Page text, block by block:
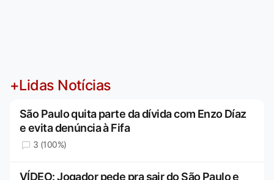
+Lidas Notícias
São Paulo quita parte da dívida com Enzo Díaz
e evita denúncia à Fifa
3 (100%)
VÍDEO: Jogador pede pra sair do São Paulo e